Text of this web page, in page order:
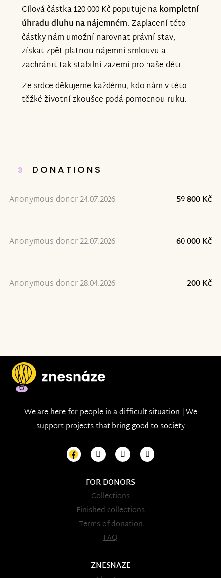
Cílová částka 120 000 Kč poputuje nakompletní
úhradu dluhu na nájemném. Zaplacení této
částky nám umožní narovnat právní stav,
získat zpět platnou nájemní smlouvu a
zachránit tak stabilní zázemí pro naše děti.
Ze srdce děkujeme každému, kdo nám v této
těžké životní zkoušce podá pomocnou ruku.
3 DONATIONS
Anonymous donor 24.07.2026 59 800 Kč
Anonymous donor 22.07.2026 60 000 Kč
Anonymous donor 28.04.2026 200 Kč
We are here for people in a difficult situation | We
support projects that bring good to society
FOR DONORS
Collections
Finished collections
Terms of donation
FAQ
ZNESNAZE